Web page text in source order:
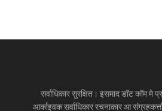
सर्वाधिकार सुरक्षित। इसमाद डॉट कॉम मे
आर्काइवक सर्वाधिकार रचनाकार आ